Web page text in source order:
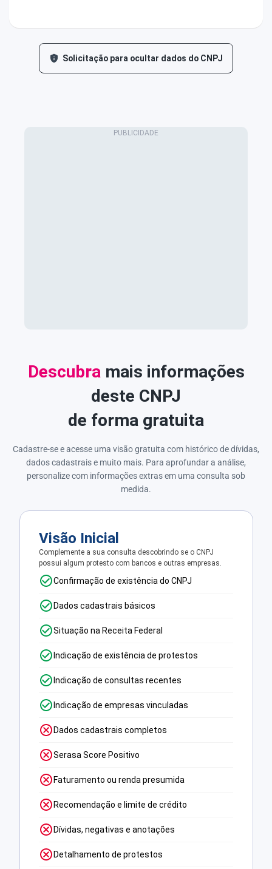
Solicitação para ocultar dados do CNPJ
Descubra mais informações
deste CNPJ
de forma gratuita
Cadastre-se e acesse uma visão gratuita com histórico de dívidas,
dados cadastrais e muito mais. Para aprofundar a análise,
personalize com informações extras em uma consulta sob
medida.
Visão Inicial
Complemente a sua consulta descobrindo se o CNPJ
possui algum protesto com bancos e outras empresas.
Confirmação de existência do CNPJ
Dados cadastrais básicos
Situação na Receita Federal
Indicação de existência de protestos
Indicação de consultas recentes
Indicação de empresas vinculadas
Dados cadastrais completos
Serasa Score Positivo
Faturamento ou renda presumida
Recomendação e limite de crédito
Dívidas, negativas e anotações
Detalhamento de protestos